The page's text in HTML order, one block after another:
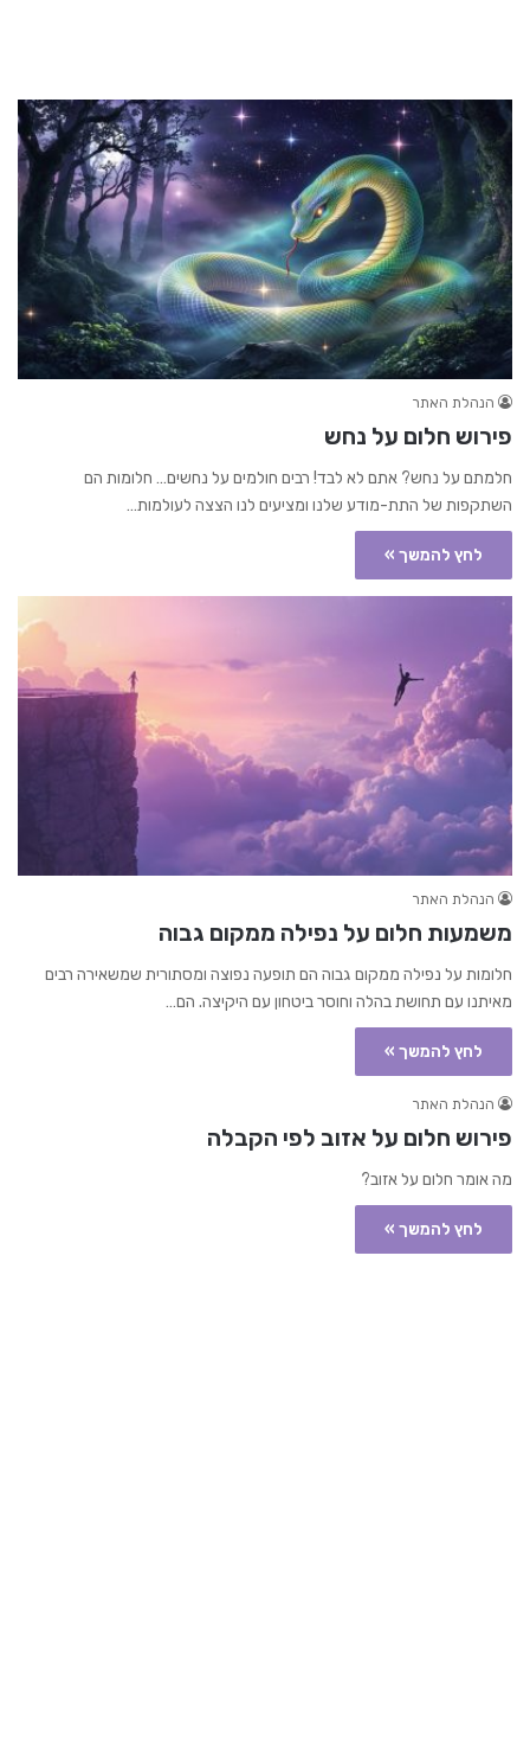
הנהלת האתר
פירוש חלום על נחש
חלמתם על נחש? אתם לא לבד! רבים חולמים על נחשים… חלומות הם
השתקפות של התת-מודע שלנו ומציעים לנו הצצה לעולמות…
לחץ להמשך »
הנהלת האתר
משמעות חלום על נפילה ממקום גבוה
חלומות על נפילה ממקום גבוה הם תופעה נפוצה ומסתורית שמשאירה רבים
מאיתנו עם תחושת בהלה וחוסר ביטחון עם היקיצה. הם…
לחץ להמשך »
הנהלת האתר
פירוש חלום על אזוב לפי הקבלה
מה אומר חלום על אזוב?
לחץ להמשך »